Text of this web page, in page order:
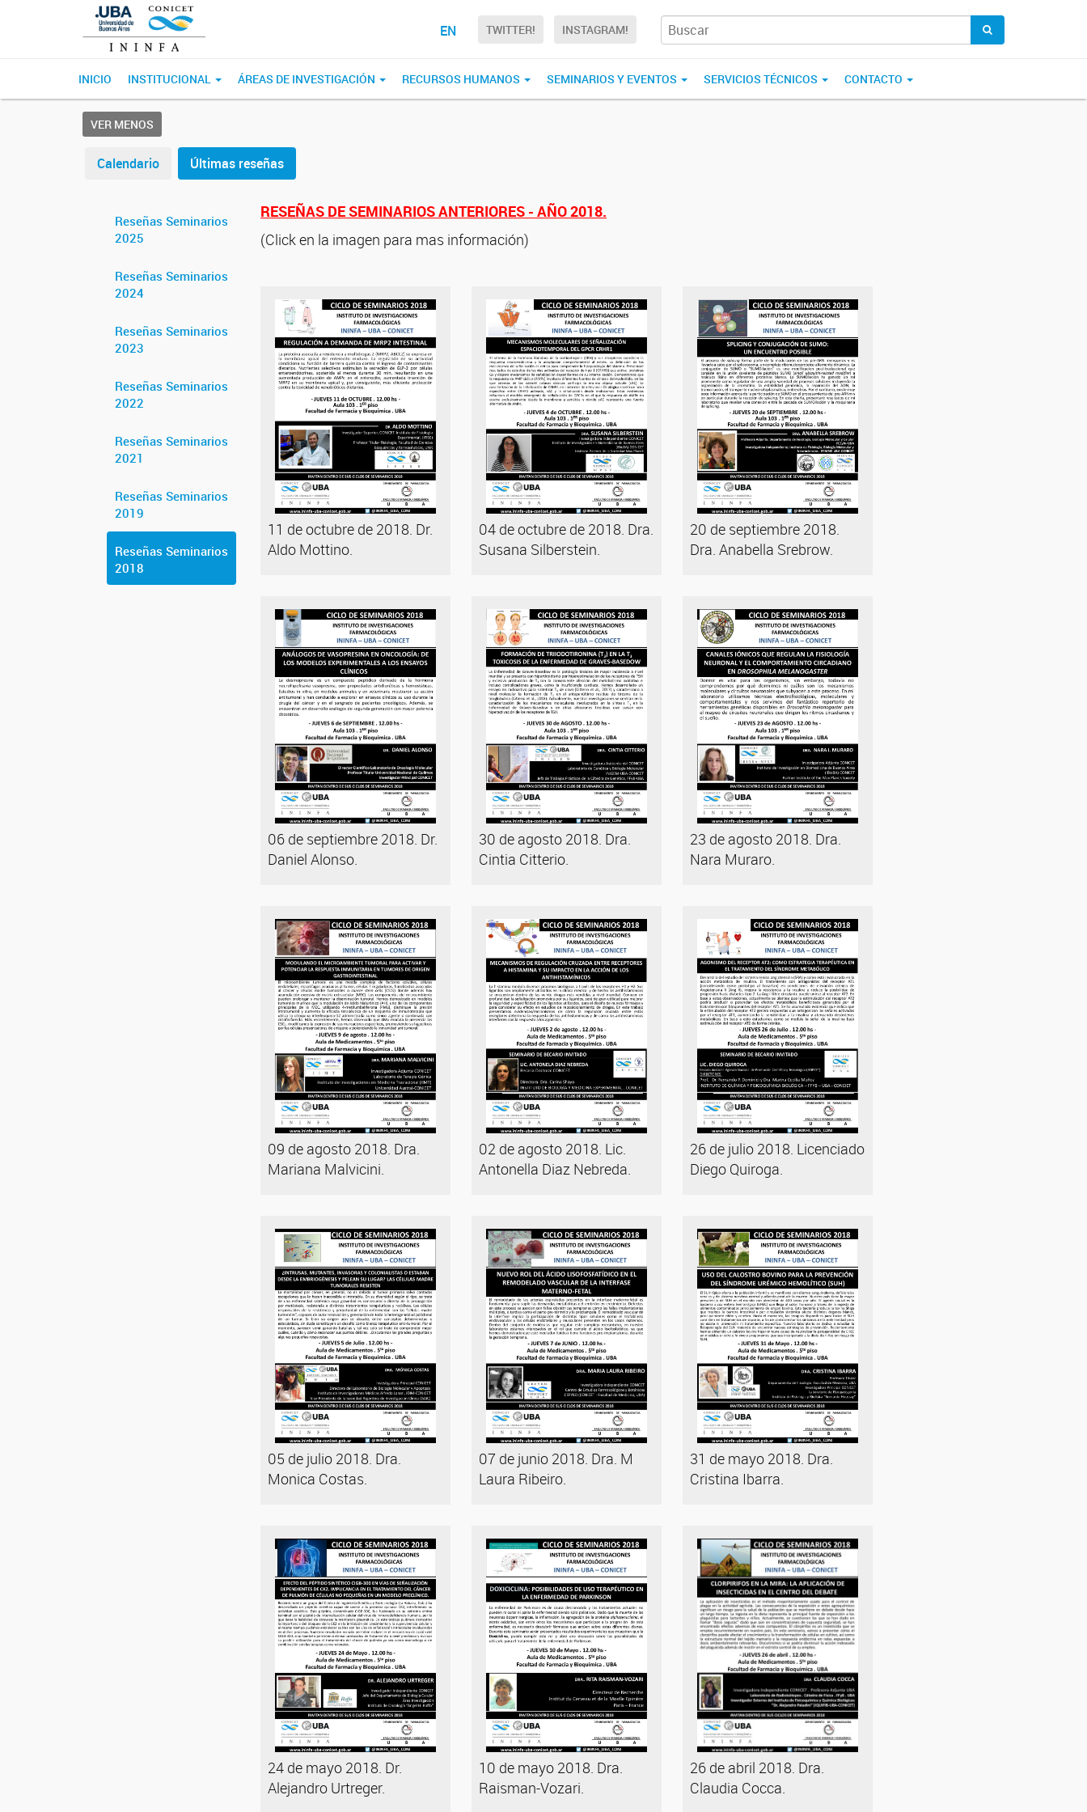
EN TWITTER! INSTAGRAM!
INICIO INSTITUCIONAL ÁREAS DE INVESTIGACIÓN RECURSOS HUMANOS SEMINARIOS Y EVENTOS SERVICIOS TÉCNICOS CONTACTO
VER MENOS
Calendario Últimas reseñas
Reseñas Seminarios
2025
Reseñas Seminarios
2024
Reseñas Seminarios
2023
Reseñas Seminarios
2022
Reseñas Seminarios
2021
Reseñas Seminarios
2019
Reseñas Seminarios
2018
RESEÑAS DE SEMINARIOS ANTERIORES - AÑO 2018.
(Click en la imagen para mas información)
11 de octubre de 2018. Dr.
Aldo Mottino.
04 de octubre de 2018. Dra.
Susana Silberstein.
20 de septiembre 2018.
Dra. Anabella Srebrow.
06 de septiembre 2018. Dr.
Daniel Alonso.
30 de agosto 2018. Dra.
Cintia Citterio.
23 de agosto 2018. Dra.
Nara Muraro.
09 de agosto 2018. Dra.
Mariana Malvicini.
02 de agosto 2018. Lic.
Antonella Diaz Nebreda.
26 de julio 2018. Licenciado
Diego Quiroga.
05 de julio 2018. Dra.
Monica Costas.
07 de junio 2018. Dra. M
Laura Ribeiro.
31 de mayo 2018. Dra.
Cristina Ibarra.
24 de mayo 2018. Dr.
Alejandro Urtreger.
10 de mayo 2018. Dra.
Raisman-Vozari.
26 de abril 2018. Dra.
Claudia Cocca.